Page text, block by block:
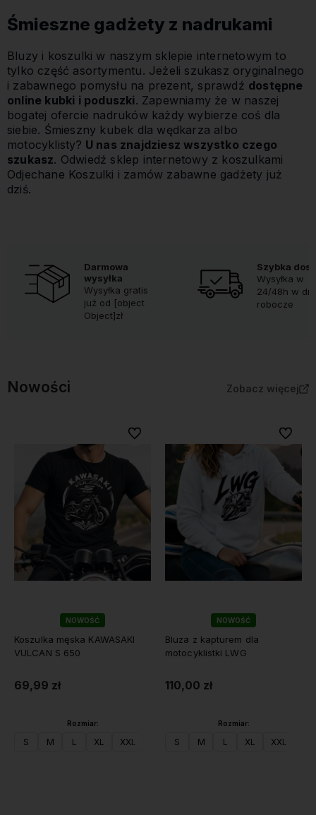
Śmieszne gadżety z nadrukami
Bluzy i koszulki w naszym sklepie internetowym to
tylko część asortymentu. Jeżeli szukasz oryginalnego
i zabawnego pomysłu na prezent, sprawdź dostępne
online kubki i poduszki. Zapewniamy że w naszej
bogatej ofercie nadruków każdy wybierze coś dla
siebie. Śmieszny kubek dla wędkarza albo
motocyklisty? U nas znajdziesz wszystko czego
szukasz. Odwiedź sklep internetowy z koszulkami
Odjechane Koszulki i zamów zabawne gadżety już
dziś.
Darmowa
wysyłka
Wysyłka gratis
już od [object
Object]zł
Szybka
Wysyłka w
24/48h w dni
robocze
Nowości Zobacz więcej
NOWOŚĆ
Koszulka męska KAWASAKI
VULCAN S 650
69,99 zł
Rozmiar:
S M L XL XXL
Do ulubionych
NOWOŚĆ
Bluza z kapturem dla
motocyklistki LWG
110,00 zł
Rozmiar:
S M L XL XXL
Do